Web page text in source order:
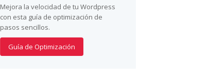
Mejora la velocidad de tu Wordpress
con esta guía de optimización de
pasos sencillos.
Guía de Optimización